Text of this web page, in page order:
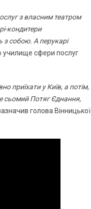
з власним театром
кондитери
з собою. А перукарі
училище сфери послуг
приїхати у Київ, а потім,
сьомий Потяг Єднання,
голова Вінницької